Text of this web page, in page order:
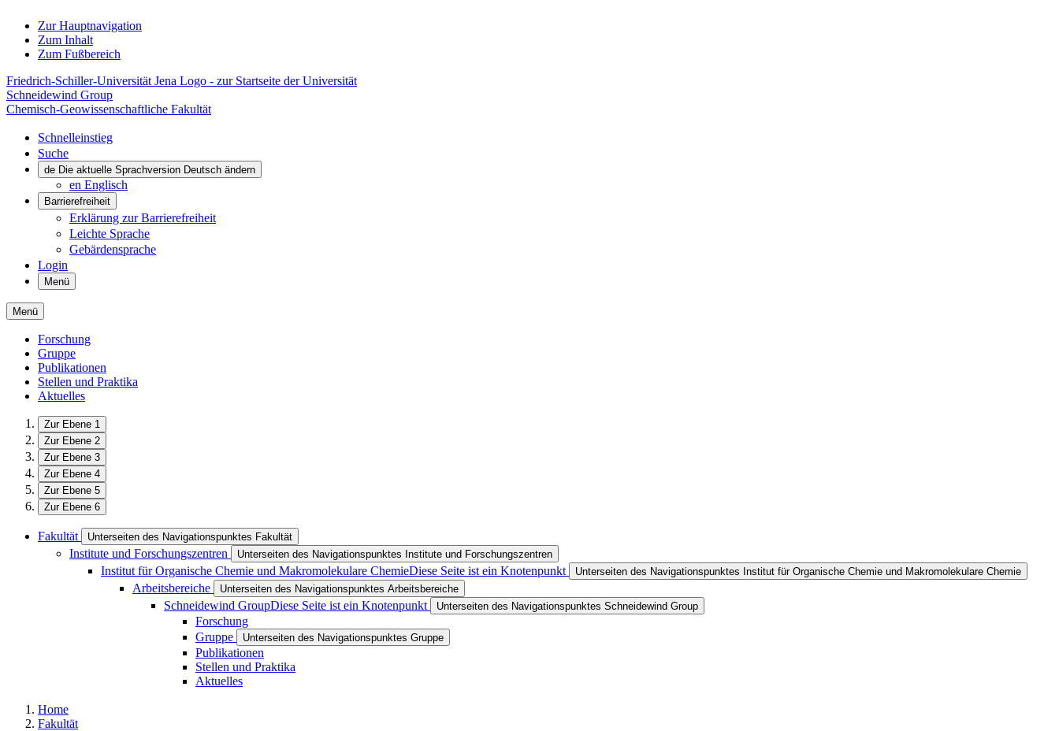
Zur Hauptnavigation
Zum Inhalt
Zum Fußbereich
Friedrich-Schiller-Universität Jena Logo - zur Startseite der Universität
Schneidewind Group
Chemisch-Geowissenschaftliche Fakultät
Schnelleinstieg
Suche
de Die aktuelle Sprachversion Deutsch ändern
en Englisch
Barrierefreiheit
Erklärung zur Barrierefreiheit
Leichte Sprache
Gebärdensprache
Login
Menü
Menü
Forschung
Gruppe
Publikationen
Stellen und Praktika
Aktuelles
Zur Ebene 1
Zur Ebene 2
Zur Ebene 3
Zur Ebene 4
Zur Ebene 5
Zur Ebene 6
Fakultät Unterseiten des Navigationspunktes Fakultät
Institute und Forschungszentren Unterseiten des Navigationspunktes Institute und Forschungszentren
Institut für Organische Chemie und Makromolekulare ChemieDiese Seite ist ein Knotenpunkt Unterseiten des Navigationspunktes Institut für Organische Chemie und Makromolekulare Chemie
Arbeitsbereiche Unterseiten des Navigationspunktes Arbeitsbereiche
Schneidewind GroupDiese Seite ist ein Knotenpunkt Unterseiten des Navigationspunktes Schneidewind Group
Forschung
Gruppe
Unterseiten des Navigationspunktes Gruppe
Publikationen
Stellen und Praktika
Aktuelles
Home
Fakultät